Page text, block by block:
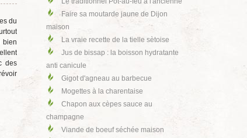
du
bien
des
Faire sa moutarde jaune de Dijon
maison
La vraie recette de la tielle sètoise
Jus de bissap : la boisson hydratante
anti canicule
Gigot d'agneau au barbecue
Mogettes à la charentaise
Chapon aux cèpes sauce au
champagne
Viande de boeuf séchée maison